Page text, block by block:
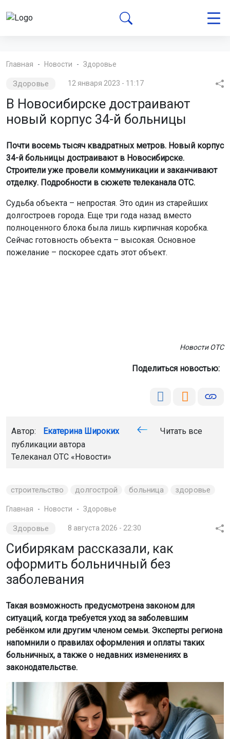
Главная Новости Здоровье
Здоровье 12 января 2023 - 11:17
В Новосибирске достраивают
новый корпус 34-й больницы
Почти восемь тысяч квадратных метров. Новый корпус
34-й больницы достраивают в Новосибирске.
Строители уже провели коммуникации и заканчивают
отделку. Подробности в сюжете телеканала ОТС.
Судьба объекта – непростая. Это один из старейших
долгостроев города. Еще три года назад вместо
полноценного блока была лишь кирпичная коробка.
Сейчас готовность объекта – высокая. Основное
пожелание – поскорее сдать этот объект.
Новости ОТС
Поделиться новостью:
Автор: Екатерина Широких
Читать все
публикации автора
Телеканал ОТС «Новости»
строительство долгострой больница здоровье
Главная Новости Здоровье
Здоровье 8 августа 2026 - 22:30
Сибирякам рассказали, как
оформить больничный без
заболевания
Такая возможность предусмотрена законом для
ситуаций, когда требуется уход за заболевшим
ребёнком или другим членом семьи. Эксперты региона
напомнили о правилах оформления и оплаты таких
больничных, а также о недавних изменениях в
законодательстве.